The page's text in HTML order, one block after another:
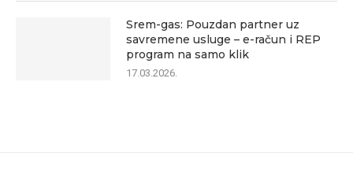
Srem-gas: Pouzdan partner uz
savremene usluge – e-račun i REP
program na samo klik
17.03.2026.